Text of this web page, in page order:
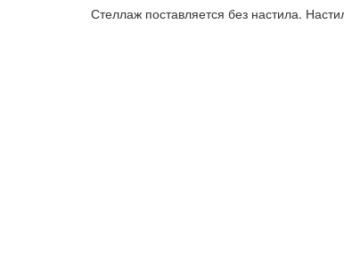
Стеллаж поставляется без настила.